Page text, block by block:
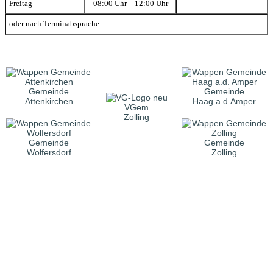
Freitag 08:00 Uhr – 12:00 Uhr
oder nach Terminabsprache
Gemeinde
Attenkirchen
VGem
Zolling
Gemeinde
Haag a.d.Amper
Gemeinde
Wolfersdorf
Gemeinde
Zolling